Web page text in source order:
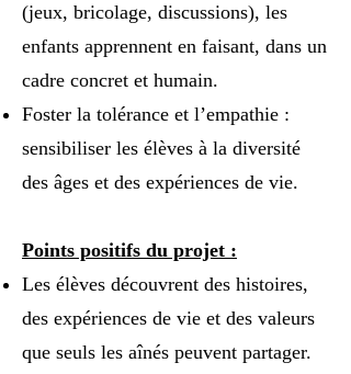
(jeux, bricolage, discussions), les
enfants apprennent en faisant, dans un
cadre concret et humain.
Foster la tolérance et l’empathie :
sensibiliser les élèves à la diversité
des âges et des expériences de vie.
Points positifs du projet :
Les élèves découvrent des histoires,
des expériences de vie et des valeurs
que seuls les aînés peuvent partager.